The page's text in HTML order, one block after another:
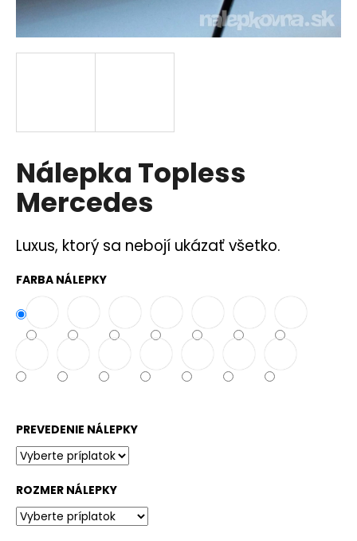
Nálepka Topless
Mercedes
Luxus, ktorý sa nebojí ukázať všetko.
FARBA NÁLEPKY
PREVEDENIE NÁLEPKY
ROZMER NÁLEPKY
á
j
s
HĽADAŤ
O
d
p
o
r
ú
č
a